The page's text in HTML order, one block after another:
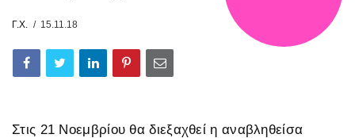
Γ.Χ. 15.11.18
Στις 21 Νοεμβρίου θα διεξαχθεί η αναβληθείσα